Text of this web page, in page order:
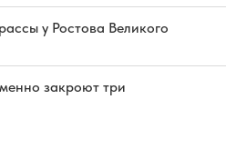
у Ростова Великого
закроют три